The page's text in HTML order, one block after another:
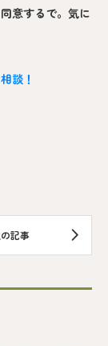
意するで。気に
談！